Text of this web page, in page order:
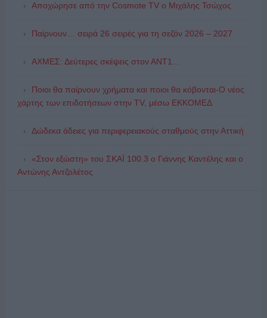
Αποχώρησε από την Cosmote TV o Μιχάλης Τσώχος
Παίρνουν… σειρά 26 σειρές για τη σεζόν 2026 – 2027
ΑΧΜΕΣ: Δεύτερες σκέψεις στον ΑΝΤ1...
Ποιοι θα παίρνουν χρήματα και ποιοι θα κόβονται-Ο νέος
χάρτης των επιδοτήσεων στην TV, μέσω ΕΚΚΟΜΕΔ
Δώδεκα άδειες για περιφερειακούς σταθμούς στην Αττική
«Στον εξώστη» του ΣΚΑΪ 100.3 ο Γιάννης Καντέλης και ο
Αντώνης Αντζολέτος